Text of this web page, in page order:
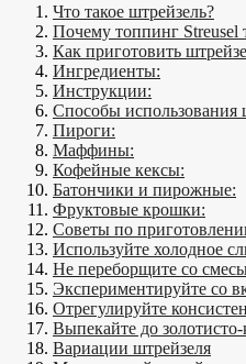
Что такое штрейзель?
Почему топпинг Streusel
Как приготовить
Ингредиенты:
Инструкции:
Способы использования
Пироги:
Маффины:
Кофейные кексы:
Батончики и пирожные:
Фруктовые крошки:
Советы по
Используйте холодное
Не переборщите со
Экспериментируйте со
Отрегулируйте
Выпекайте до
Вариации штрейзеля